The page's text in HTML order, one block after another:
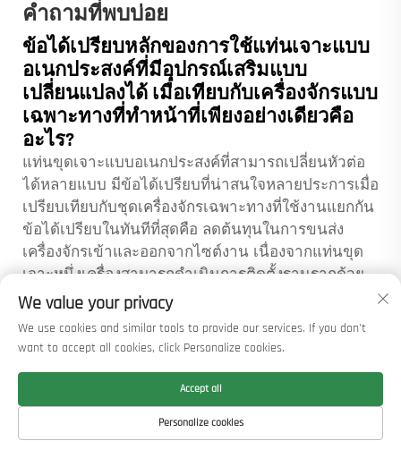
คำถามที่พบบ่อย
ข้อได้เปรียบหลักของการใช้แท่นเจาะแบบ
อเนกประสงค์ที่มีอุปกรณ์เสริมแบบ
เปลี่ยนแปลงได้ เมื่อเทียบกับเครื่องจักรแบบ
เฉพาะทางที่ทำหน้าที่เพียงอย่างเดียวคือ
อะไร?
แท่นขุดเจาะแบบอเนกประสงค์ที่สามารถเปลี่ยนหัวต่อ
ได้หลายแบบ มีข้อได้เปรียบที่น่าสนใจหลายประการเมื่อ
เปรียบเทียบกับชุดเครื่องจักรเฉพาะทางที่ใช้งานแยกกัน
ข้อได้เปรียบในทันทีที่สุดคือ ลดต้นทุนในการขนส่ง
เครื่องจักรเข้าและออกจากไซต์งาน เนื่องจากแท่นขุด
เจาะหนึ่งเครื่องสามารถดำเนินการติดตั้งฐานรากด้วย
วิธีต่าง ๆ ได้โดยการเปลี่ยนหัวต่อแทนที่จะต้องขนส่ง
เครื่องจักรเฉพาะทางหลายเครื่องแยกกัน ความสามารถ
นี้ช่วยลดเวลาในการเตรียมงานโครงการและลดความ
แวดล้อมเขตเมืองหรือโครงการที่มีข้อจำกัดในการเข้า
ถึงพื้นที่ ต้นทุนการลงทุนเบื้องต้นในการจัดหาแท่นขุด
เจาะแบบอเนกประสงค์พร้อมหัวต่อหลายแบบ มักต่ำกว่า
We value your privacy
We use cookies and similar tools to provide our services. If you don't
want to accept all cookies, click Personalize cookies.
Personalize cookies
Accept all